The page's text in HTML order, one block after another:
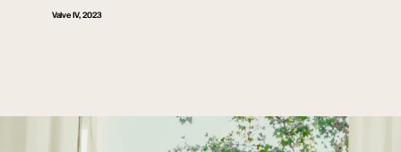
Valve IV, 2023